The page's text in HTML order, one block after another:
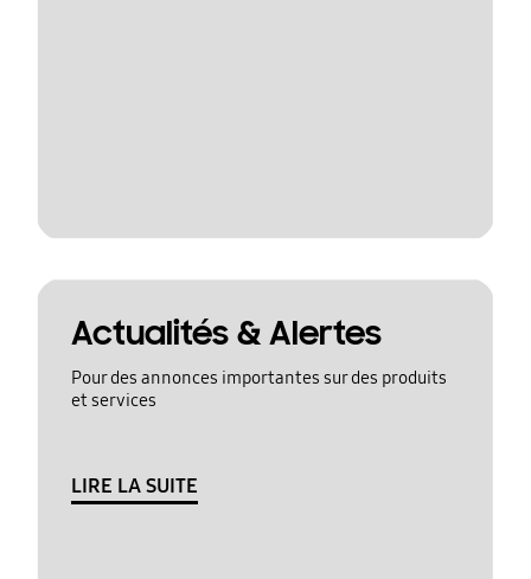
Actualités & Alertes
Pour des annonces importantes sur des produits
et services
LIRE LA SUITE